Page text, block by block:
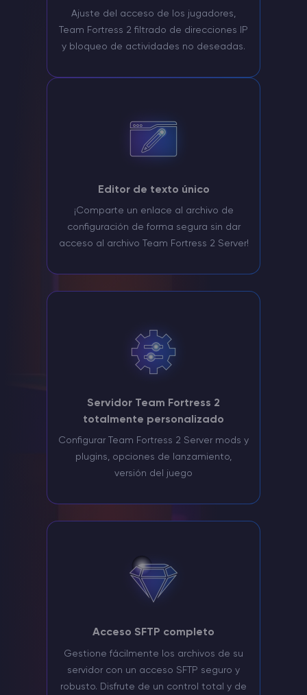
Ajuste del acceso de los jugadores,
Team Fortress 2 filtrado de direcciones IP
y bloqueo de actividades no deseadas.
Editor de texto único
¡Comparte un enlace al archivo de
configuración de forma segura sin dar
acceso al archivo Team Fortress 2 Server!
Servidor Team Fortress 2
totalmente personalizado
Configurar Team Fortress 2 Server mods y
plugins, opciones de lanzamiento,
versión del juego
Acceso SFTP completo
Gestione fácilmente los archivos de su
servidor con un acceso SFTP seguro y
robusto. Disfrute de un control total y de